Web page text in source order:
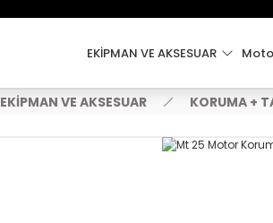
EKİPMAN VE AKSESUAR
EKİPMAN VE AKSESUAR KORUMA +